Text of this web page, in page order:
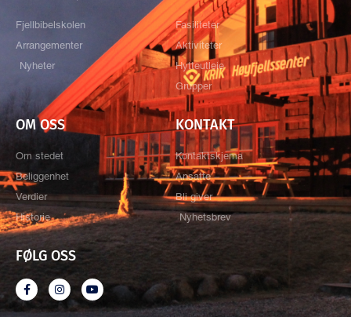
Fjellbibelskolen
Arrangementer
Nyheter
Fasiliteter
Aktiviteter
Hytteutleie
Grupper
OM OSS
Om stedet
Beliggenhet
Verdier
Historie
KONTAKT
Kontaktskjema
Ansatte
Bli giver
Nyhetsbrev
FØLG OSS